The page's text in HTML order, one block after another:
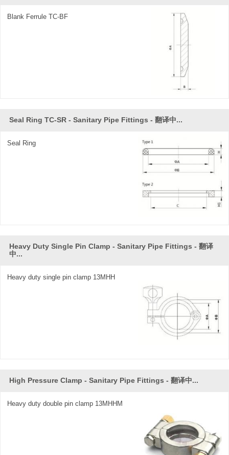
für die Prozessoren gibt es verschiedene
Auswahlmöglichkeiten, die Verbindungsstile umfassen
Stoßschweißen, Expandieren und Schlauchadapter,
Blank Ferrule TC-BF
Seal Ring TC-SR - Sanitary Pipe Fittings - 翻译中...
Seal Ring
Heavy Duty Single Pin Clamp - Sanitary Pipe Fittings - 翻译
中...
Heavy duty single pin clamp 13MHH
High Pressure Clamp - Sanitary Pipe Fittings - 翻译中...
Heavy duty double pin clamp 13MHHM